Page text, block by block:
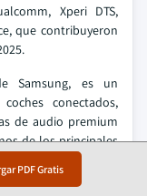
PDF Gratis
Xperi DTS,
que contribuyeron
Samsung, es un
conectados,
de audio premium
de los principales
crear soluciones
y emocionantes,